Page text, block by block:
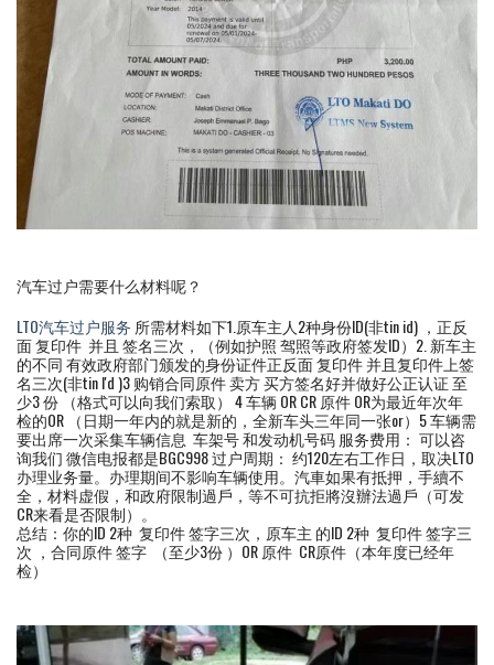
汽车过户需要什么材料呢？
LTO汽车过户服务 所需材料如下1.原车主人2种身份ID(非tin id) ，正反
面 复印件 并且 签名三次，（例如护照 驾照等政府签发ID）2. 新车主
的不同 有效政府部门颁发的身份证件正反面 复印件 并且复印件上签
名三次(非tin I'd )3 购销合同原件 卖方 买方签名好并做好公正认证 至
少3 份 （格式可以向我们索取） 4 车辆 OR CR 原件 OR为最近年次年
检的OR （日期一年内的就是新的，全新车头三年同一张or）5 车辆需
要出席一次采集车辆信息 车架号 和发动机号码 服务费用： 可以咨
询我们 微信电报都是BGC998 过户周期： 约120左右工作日，取决LTO
办理业务量。办理期间不影响车辆使用。汽車如果有抵押，手續不
全，材料虚假，和政府限制過戶，等不可抗拒將沒辦法過戶（可发
CR来看是否限制）。
总结：你的ID 2种 复印件 签字三次，原车主 的ID 2种 复印件 签字三
次 ，合同原件 签字 （至少3份 ）OR 原件 CR原件（本年度已经年
检）